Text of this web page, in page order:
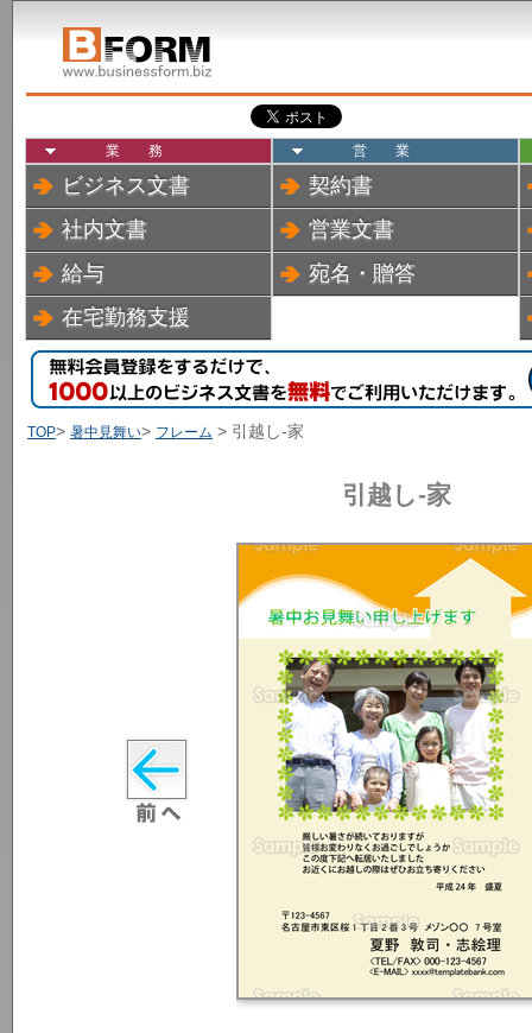
業務
ビジネス文書
社内文書
給与
在宅勤務支援
営業
契約書
営業文書
宛名・贈答
TOP> 暑中見舞い> フレーム > 引越し-家
引越し-家